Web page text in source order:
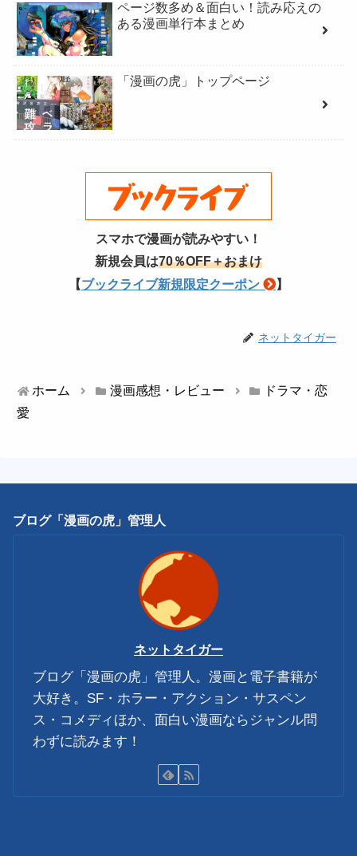
ページ数多め＆面白い！読み応えの
ある漫画単行本まとめ
「漫画の虎」トップページ
スマホで漫画が読みやすい！
新規会員は70％OFF＋おまけ
【ブックライブ新規限定クーポン 】
ネットタイガー
ホーム 漫画感想・レビュー
ドラマ・恋
愛
ブログ「漫画の虎」管理人
ネットタイガー
ブログ「漫画の虎」管理人。漫画と電子書籍が
大好き。SF・ホラー・アクション・サスペン
ス・コメディほか、面白い漫画ならジャンル問
わずに読みます！